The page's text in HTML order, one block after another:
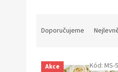
n
Doporučujeme
V Akce
Kód: MS-